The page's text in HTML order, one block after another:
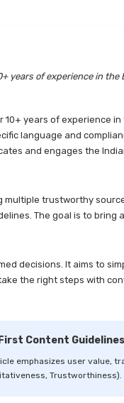
years of experience in
years of experience
language and
and engages the
trustworthy
The goal is to
decisions. It aims to
the right steps with
Content Guidelines
emphasizes user value,
Trustworthiness).